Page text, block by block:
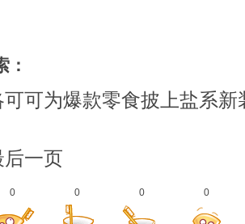
：
可可为爆款零食披上盐系
后一页
0 0 0 0